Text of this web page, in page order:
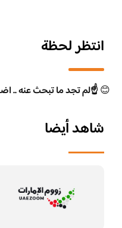
انتظر لحظة
😊☝️لم تجد ما تبحث عنه ..
شاهد أيضا